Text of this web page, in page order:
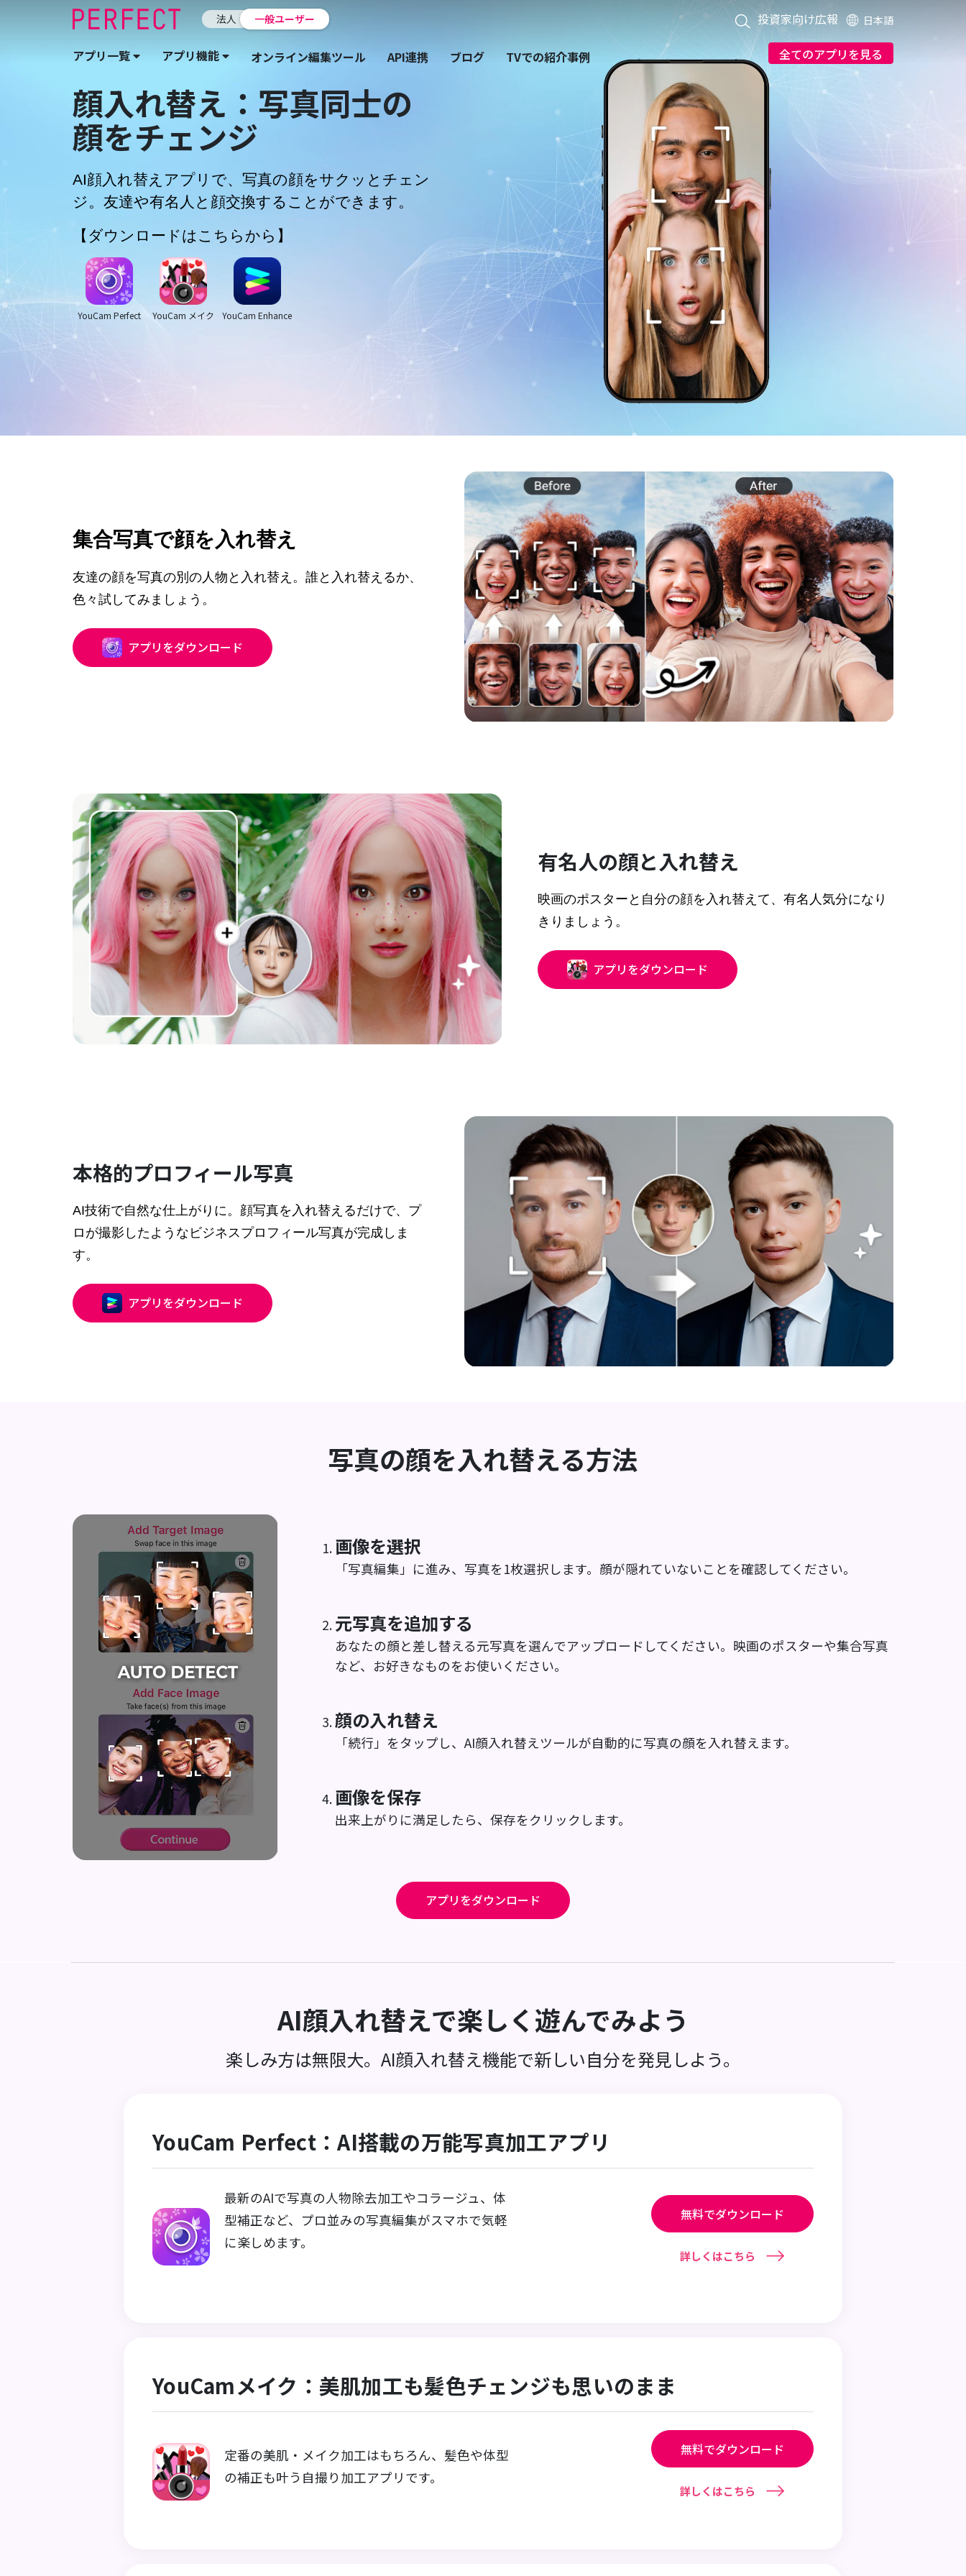
法人 一般ユーザー 投資家向け広報 日本語
アプリ一覧 アプリ機能 オンライン編集ツール API連携 ブログ TVでの紹介事例 全てのアプリを見る
顔入れ替え：写真同士の
顔をチェンジ
AI顔入れ替えアプリで、写真の顔をサクッとチェン
ジ。友達や有名人と顔交換することができます。
【ダウンロードはこちらから】
YouCam Perfect YouCam メイク YouCam Enhance
集合写真で顔を入れ替え
友達の顔を写真の別の人物と入れ替え。誰と入れ替えるか、
色々試してみましょう。
アプリをダウンロード
有名人の顔と入れ替え
映画のポスターと自分の顔を入れ替えて、有名人気分になり
きりましょう。
アプリをダウンロード
本格的プロフィール写真
AI技術で自然な仕上がりに。顔写真を入れ替えるだけで、プ
ロが撮影したようなビジネスプロフィール写真が完成しま
す。
アプリをダウンロード
写真の顔を入れ替える方法
画像を選択
「写真編集」に進み、写真を1枚選択します。顔が隠れていないことを確認してください。
元写真を追加する
あなたの顔と差し替える元写真を選んでアップロードしてください。映画のポスターや集合写真
など、お好きなものをお使いください。
顔の入れ替え
「続行」をタップし、AI顔入れ替えツールが自動的に写真の顔を入れ替えます。
画像を保存
出来上がりに満足したら、保存をクリックします。
アプリをダウンロード
AI顔入れ替えで楽しく遊んでみよう
楽しみ方は無限大。AI顔入れ替え機能で新しい自分を発見しよう。
YouCam Perfect：AI搭載の万能写真加工アプリ
最新のAIで写真の人物除去加工やコラージュ、体
型補正など、プロ並みの写真編集がスマホで気軽
に楽しめます。
無料でダウンロード
詳しくはこちら
YouCamメイク：美肌加工も髪色チェンジも思いのまま
定番の美肌・メイク加工はもちろん、髪色や体型
の補正も叶う自撮り加工アプリです。
無料でダウンロード
詳しくはこちら